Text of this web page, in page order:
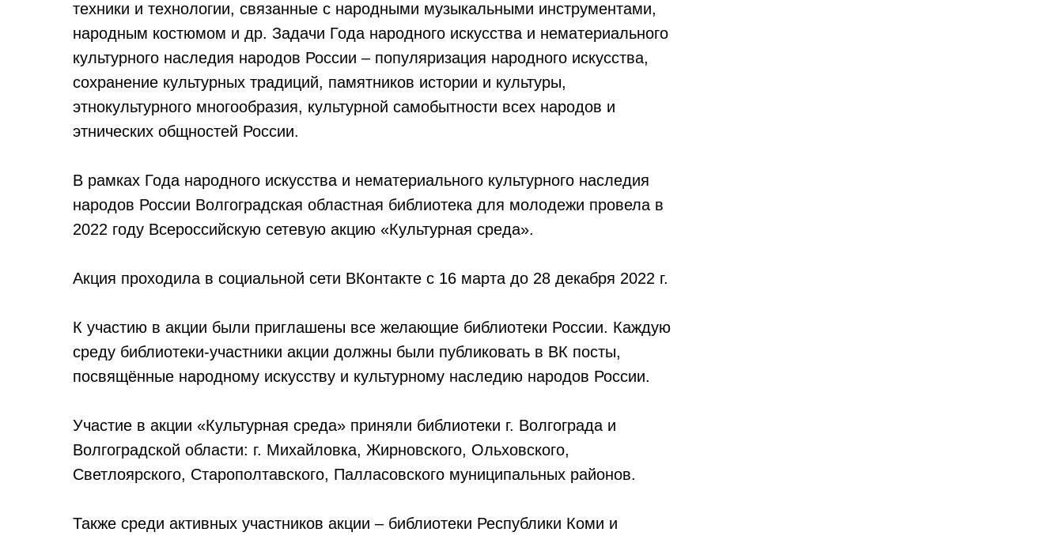
техники и технологии, связанные с народными музыкальными инструментами,
народным костюмом и др. Задачи Года народного искусства и нематериального
культурного наследия народов России – популяризация народного искусства,
сохранение культурных традиций, памятников истории и культуры,
этнокультурного многообразия, культурной самобытности всех народов и
этнических общностей России.
В рамках Года народного искусства и нематериального культурного наследия
народов России Волгоградская областная библиотека для молодежи провела в
2022 году Всероссийскую сетевую акцию «Культурная среда».
Акция проходила в социальной сети ВКонтакте с 16 марта до 28 декабря 2022 г.
К участию в акции были приглашены все желающие библиотеки России. Каждую
среду библиотеки-участники акции должны были публиковать в ВК посты,
посвящённые народному искусству и культурному наследию народов России.
Участие в акции «Культурная среда» приняли библиотеки г. Волгограда и
Волгоградской области: г. Михайловка, Жирновского, Ольховского,
Светлоярского, Старополтавского, Палласовского муниципальных районов.
Также среди активных участников акции – библиотеки Республики Коми и